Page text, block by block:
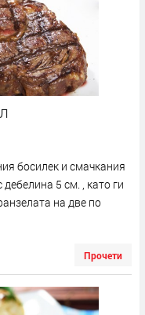
босилек и смачкания
5 см. , като ги
на две по
Прочети